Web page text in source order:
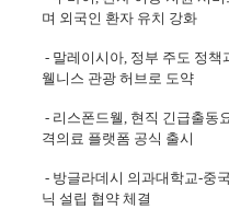
며 외국인 환자 유치 강화
- 말레이시아, 정부 주도 정책
웰니스 관광 허브로 도약
- 리스폰드웰, 현직 긴급출동
격의료 플랫폼 공식 출시
- 방글라데시 의과대학교-중
닉 설립 협약 체결